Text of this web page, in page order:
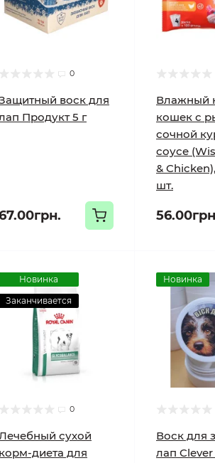
0
воск для
Продукт 5 г
Влажный
кошек с
сочной
соусе
&
шт.
Новинка
Заканчивается
0
сухой
корм-диета для
Новинка
Воск для
лап